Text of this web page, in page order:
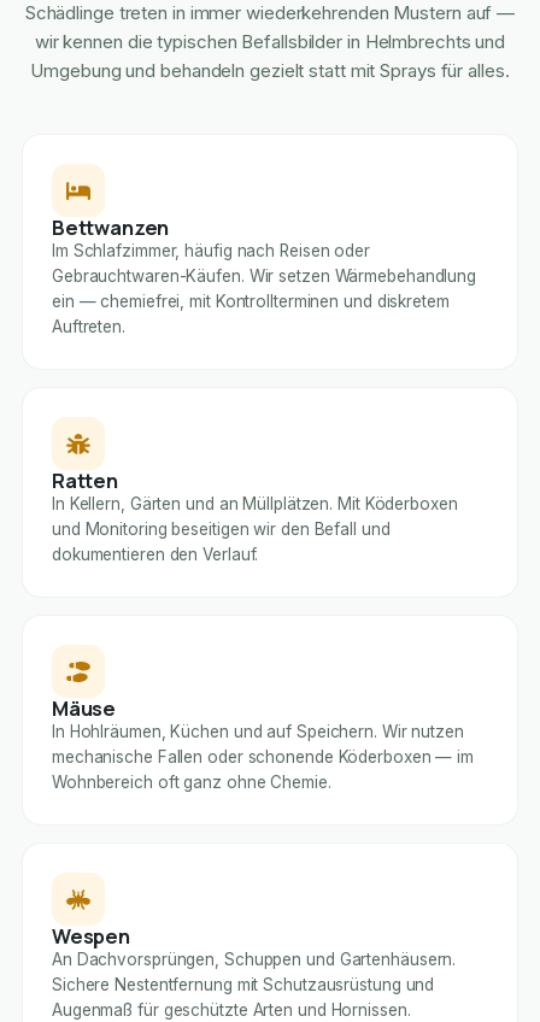
Schädlinge treten in immer wiederkehrenden Mustern auf —
wir kennen die typischen Befallsbilder in Helmbrechts und
Umgebung und behandeln gezielt statt mit Sprays für alles.
Bettwanzen
Im Schlafzimmer, häufig nach Reisen oder
Gebrauchtwaren-Käufen. Wir setzen Wärmebehandlung
ein — chemiefrei, mit Kontrollterminen und diskretem
Auftreten.
Ratten
In Kellern, Gärten und an Müllplätzen. Mit Köderboxen
und Monitoring beseitigen wir den Befall und
dokumentieren den Verlauf.
Mäuse
In Hohlräumen, Küchen und auf Speichern. Wir nutzen
mechanische Fallen oder schonende Köderboxen — im
Wohnbereich oft ganz ohne Chemie.
Wespen
An Dachvorsprüngen, Schuppen und Gartenhäusern.
Sichere Nestentfernung mit Schutzausrüstung und
Augenmaß für geschützte Arten und Hornissen.